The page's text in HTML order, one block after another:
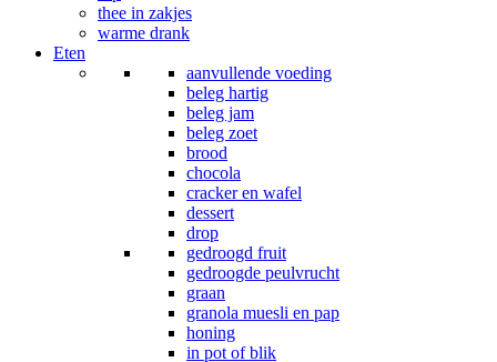
thee in zakjes
warme drank
Eten
aanvullende voeding
beleg hartig
beleg jam
beleg zoet
brood
chocola
cracker en wafel
dessert
drop
gedroogd fruit
gedroogde peulvrucht
graan
granola muesli en pap
honing
in pot of blik